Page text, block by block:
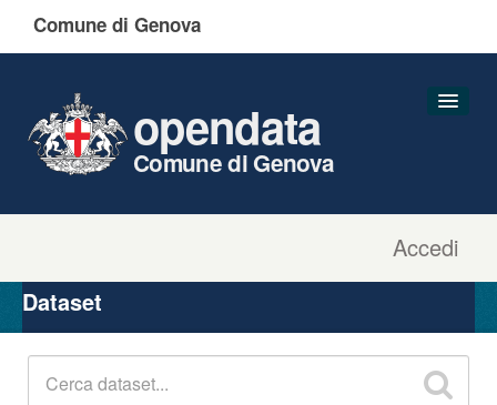
Comune di Genova
Accedi
opendata
Comune di Genova
Organizzazioni
Gruppi
Dataset